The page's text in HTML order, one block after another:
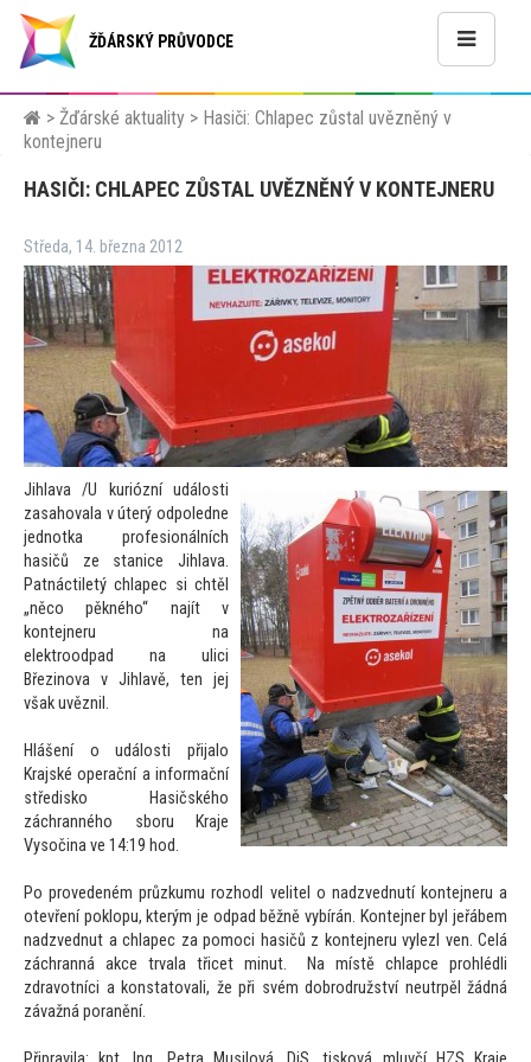
ŽĎÁRSKÝ PRŮVODCE
> Žďárské aktuality > Hasiči: Chlapec zůstal uvězněný v
kontejneru
HASIČI: CHLAPEC ZŮSTAL UVĚZNĚNÝ V KONTEJNERU
Středa, 14. března 2012
Jihlava /U kuriózní události
zasahovala v úterý odpoledne
jednotka profesionálních
hasičů ze stanice Jihlava.
Patnáctiletý chlapec si chtěl
„něco pěkného“ najít v
kontejneru na
elektroodpad na ulici
Březinova v Jihlavě, ten jej
však uvěznil.
Hlášení o události přijalo
Krajské operační a informační
středisko Hasičského
záchranného sboru Kraje
Vysočina ve 14:19 hod.
Po provedeném průzkumu rozhodl velitel o nadzvednutí kontejneru a
otevření poklopu, kterým je odpad běžně vybírán. Kontejner byl jeřábem
nadzvednut a chlapec za pomoci hasičů z kontejneru vylezl ven. Celá
záchranná akce trvala třicet minut. Na místě chlapce prohlédli
zdravotníci a konstatovali, že při svém dobrodružství neutrpěl žádná
závažná poranění.